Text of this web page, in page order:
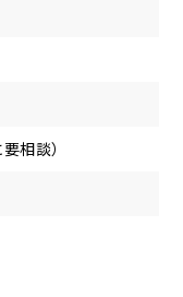
相談）